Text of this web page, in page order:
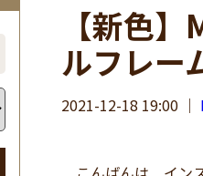
【新色
ルフレー
2021-12-18 19:00 ｜